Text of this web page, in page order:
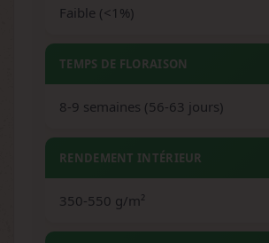
Faible (<1%)
TEMPS DE FLORAISON
8-9 semaines (56-63 jours)
RENDEMENT INTÉRIEUR
350-550 g/m²